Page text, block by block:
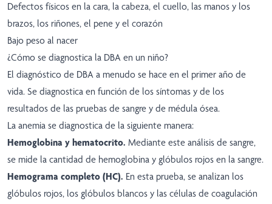
Defectos físicos en la cara, la cabeza, el cuello, las manos y los
brazos, los riñones, el pene y el corazón
Bajo peso al nacer
¿Cómo se diagnostica la DBA en un niño?
El diagnóstico de DBA a menudo se hace en el primer año de
vida. Se diagnostica en función de los síntomas y de los
resultados de las pruebas de sangre y de médula ósea.
La anemia se diagnostica de la siguiente manera:
Hemoglobina y hematocrito. Mediante este análisis de sangre,
se mide la cantidad de hemoglobina y glóbulos rojos en la sangre.
Hemograma completo (HC). En esta prueba, se analizan los
glóbulos rojos, los glóbulos blancos y las células de coagulación